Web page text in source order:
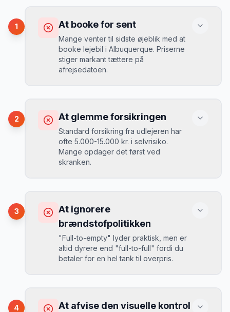
1 At booke for sent
Mange venter til sidste øjeblik med at
booke lejebil i Albuquerque. Priserne
stiger markant tættere på
afrejsedatoen.
Du betaler 30-50% mere, og de bedste
biler er udsolgt.
Løsning
MJ
Mikkels erfaring
“I august 2024 så jeg priserne i
Albuquerque stige fra 189 kr/dag til
349 kr/dag på bare 2 uger. Book
tidligt!”
2 At glemme forsikringen
Standard forsikring fra udlejeren har
ofte 5.000-15.000 kr. i selvrisiko.
Mange opdager det først ved
skranken.
Ved selv en mindre skade kan du blive
opkrævet tusindvis af kroner.
Løsning
Book altid med fuld kaskoforsikring uden
3
At ignorere
brændstofpolitikken
"Full-to-empty" lyder praktisk, men er
altid dyrere end "full-to-full" fordi du
betaler for en hel tank til overpris.
Du betaler 20-30% mere for brændstof,
da udlejeren tager høje benzinpriser.
4 At afvise den visuelle kontrol